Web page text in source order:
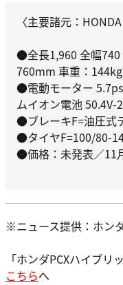
〈主要諸元：
●全長1,960 全幅740
760mm 車重：144kg
●電動モーター
ムイオン電池
●ブレーキF=油圧式
●タイヤF=100/80-
●価格：未発表／11
※ニュース提供：ホン
「ホンダPCXハイブ
こちらへ